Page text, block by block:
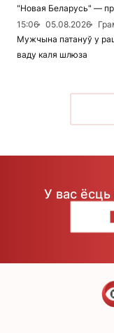
"Новая Беларусь" —
15:06
05.08.2026
Мужчына патануў у
ваду каля шлюза
У вас ёсць